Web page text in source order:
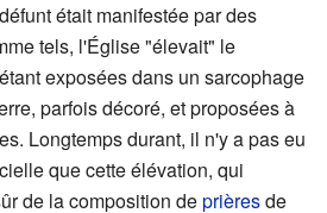
était manifestée par des
tels, l'Église "élevait" le
étant exposées dans un sarcophage
parfois décoré, et proposées à
Longtemps durant, il n'y a pas eu
que cette élévation, qui
de la composition deprièresde